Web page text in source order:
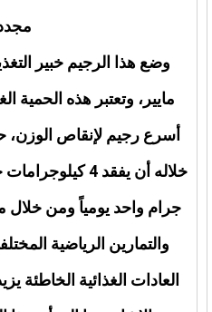
وضع هذا الرجيم خبير
مايير، وتعتبر هذه الحمية
أسرع رجيم لإنقاص
خلاله أن يفقد 4
جرام واحد يومياً ومن
والتمارين الرياضية
العادات الغذائية الخاطئة